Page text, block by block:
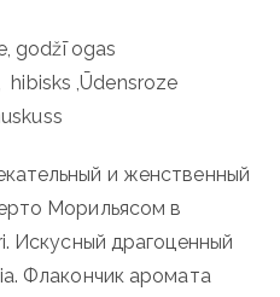
godžī ogas
hibisks ,Ūdensroze
и женственный
Морильясом в
Искусный драгоценный
Флакончик аромата